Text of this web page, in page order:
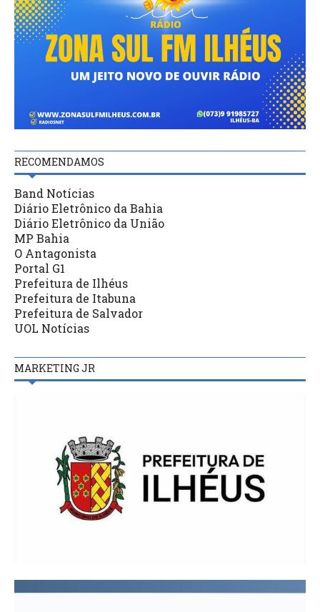
RECOMENDAMOS
Band Notícias
Diário Eletrônico da Bahia
Diário Eletrônico da União
MP Bahia
O Antagonista
Portal G1
Prefeitura de Ilhéus
Prefeitura de Itabuna
Prefeitura de Salvador
UOL Notícias
MARKETING JR